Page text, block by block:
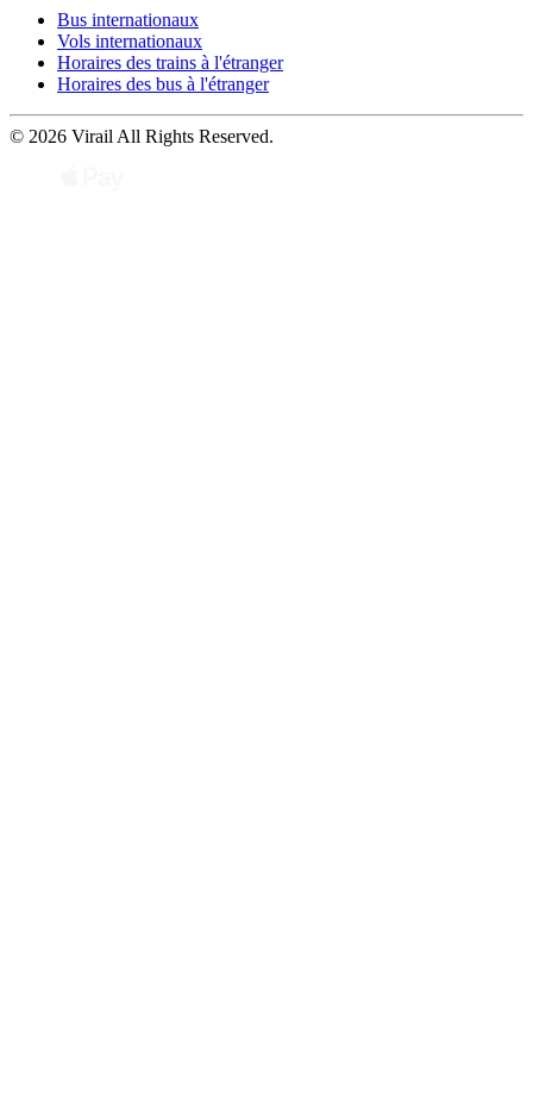
Bus internationaux
Vols internationaux
Horaires des trains à l'étranger
Horaires des bus à l'étranger
© 2026 Virail All Rights Reserved.